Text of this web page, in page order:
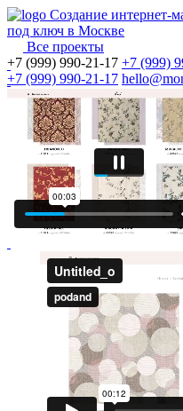
Создание интернет-
под ключ в Москве
Все проекты
+7 (999) 990-21-17 +7 (999)
+7 (999) 990-21-17